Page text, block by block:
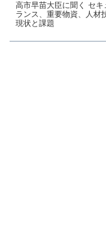
高市早苗大臣に聞く セキ
ランス、重要物資、人材
現状と課題